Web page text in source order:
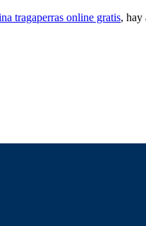
tragaperras online gratis, hay